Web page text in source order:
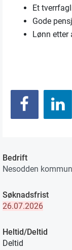
Et
Gode
Lønn etter
Bedrift
Nesodden
Søknadsfrist
26.07.2026
Heltid/Deltid
Deltid